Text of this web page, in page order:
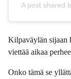
A post shared
Kilpaväylän sijaan
viettää aikaa
Onko tämä se